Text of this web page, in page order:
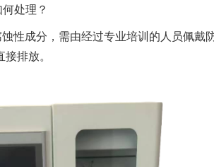
处理？
性成分，需由经过专业培训的人员佩戴
排放。